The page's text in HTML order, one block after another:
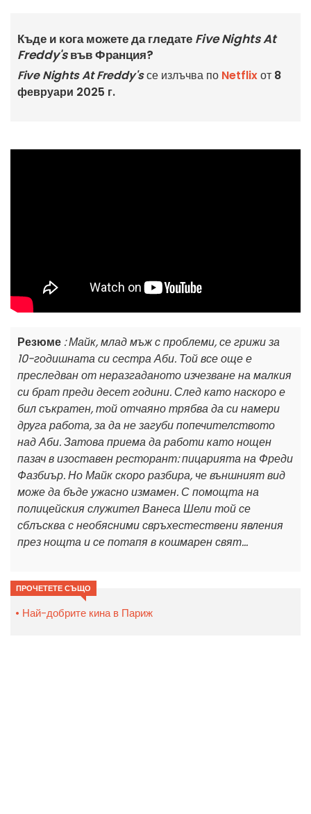
Къде и кога можете да гледате Five Nights At
Freddy'sвъв Франция?
Five Nights At Freddy'sсе излъчва по Netflixот 8
февруари 2025 г.
Резюме : Майк, млад мъж с проблеми, се грижи за
10-годишната си сестра Аби. Той все още е
преследван от неразгаданото изчезване на малкия
си брат преди десет години. След като наскоро е
бил съкратен, той отчаяно трябва да си намери
друга работа, за да не загуби попечителството
над Аби. Затова приема да работи като нощен
пазач в изоставен ресторант: пицарията на Фреди
Фазбиър. Но Майк скоро разбира, че външният вид
може да бъде ужасно измамен. С помощта на
полицейския служител Ванеса Шели той се
сблъсква с необясними свръхестествени явления
през нощта и се потапя в кошмарен свят...
ПРОЧЕТЕТЕ СЪЩО
Най-добрите кина в Париж